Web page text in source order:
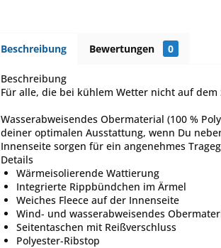
Beschreibung
Bewertungen 0
Beschreibung
Für alle, die bei kühlem Wetter nicht auf dem
Wasserabweisendes Obermaterial (100 %
deiner optimalen Ausstattung, wenn Du
Innenseite sorgen für ein angenehmes
Details
Wärmeisolierende Wattierung
Integrierte Rippbündchen im Ärmel
Weiches Fleece auf der Innenseite
Wind- und wasserabweisendes
Seitentaschen mit Reißverschluss
Polyester-Ribstop